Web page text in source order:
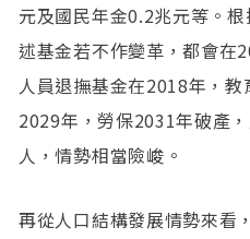
元及國民年金0.2兆元等。
述基金若不作變革，都會在
人員退撫基金在2018年，
2029年，勞保2031年破產
人，情勢相當險峻。
再從人口結構發展情勢來看